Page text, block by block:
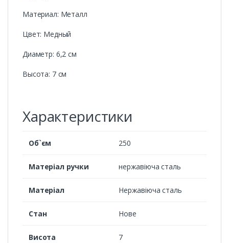
Материал: Металл
Цвет: Медный
Диаметр: 6,2 см
Высота: 7 см
Характеристики
Об`єм 250
Матеріал ручки нержавіюча сталь
Матеріал Нержавіюча сталь
Стан Нове
Висота 7